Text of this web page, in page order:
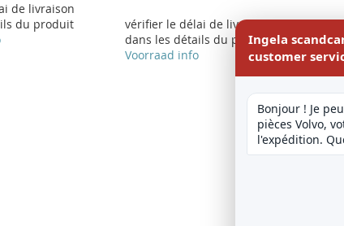
de livraison
du produit
vérifier le délai de livraison
dans les détails du produit
Voorraad info
Ingela
customer
Bonjour ! Je
pièces Volvo,
l'expédition.